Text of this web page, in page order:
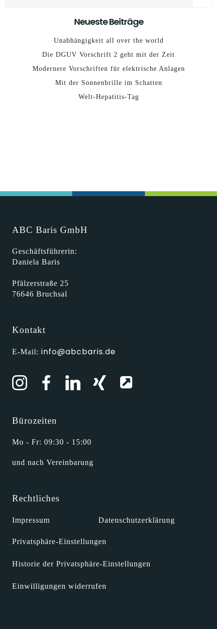
Neueste Beiträge
Unabhängigkeit all over the world
Die DGUV Vorschrift 2 geht mit der Zeit
Modernere Vorschriften für elektrische Anlagen
Mit der Sonnenbrille im Schatten
Welt-Hepatitis-Tag
ABC Baris GmbH
Geschäftsführerin:
Daniela Baris
Pfälzerstraße 25
76646 Bruchsal
Kontakt
E-Mail: info@abcbaris.de
Bürozeiten
Mo - Fr: 09:30 - 15:00
und nach Vereinbarung
Rechtliches
Impressum Datenschutzerklärung
Privatsphäre-Einstellungen
Historie der Privatsphäre-Einstellungen
Einwilligungen widerrufen